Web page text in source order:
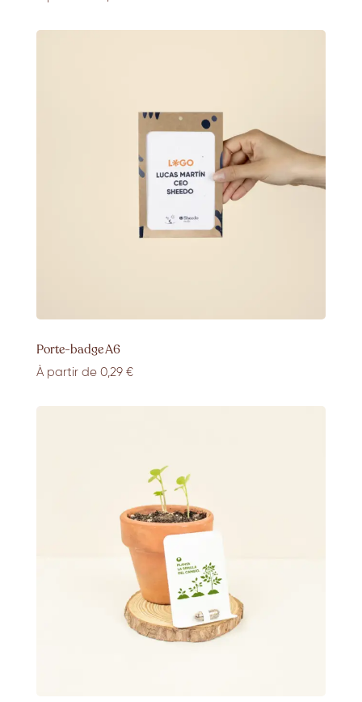
Porte-badge A6
À partir de 0,29€